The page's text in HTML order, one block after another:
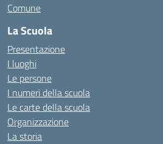
Comune
La Scuola
Presentazione
I luoghi
Le persone
I numeri della scuola
Le carte della scuola
Organizzazione
La storia